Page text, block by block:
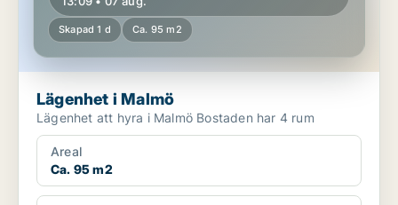
Skapad 1 d Ca. 95 m2
Lägenhet i Malmö
Lägenhet att hyra i Malmö Bostaden har 4 rum
Areal
Ca. 95 m2